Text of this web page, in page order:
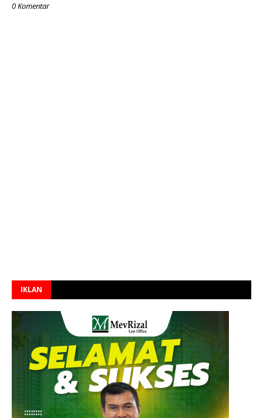
0 Komentar
IKLAN